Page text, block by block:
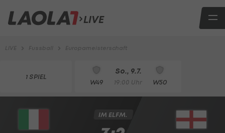
LIVE
LIVE Fussball Europameisterschaft
1 SPIEL
W49 W50
So., 9.7.
19:00 Uhr
IM ELFM.